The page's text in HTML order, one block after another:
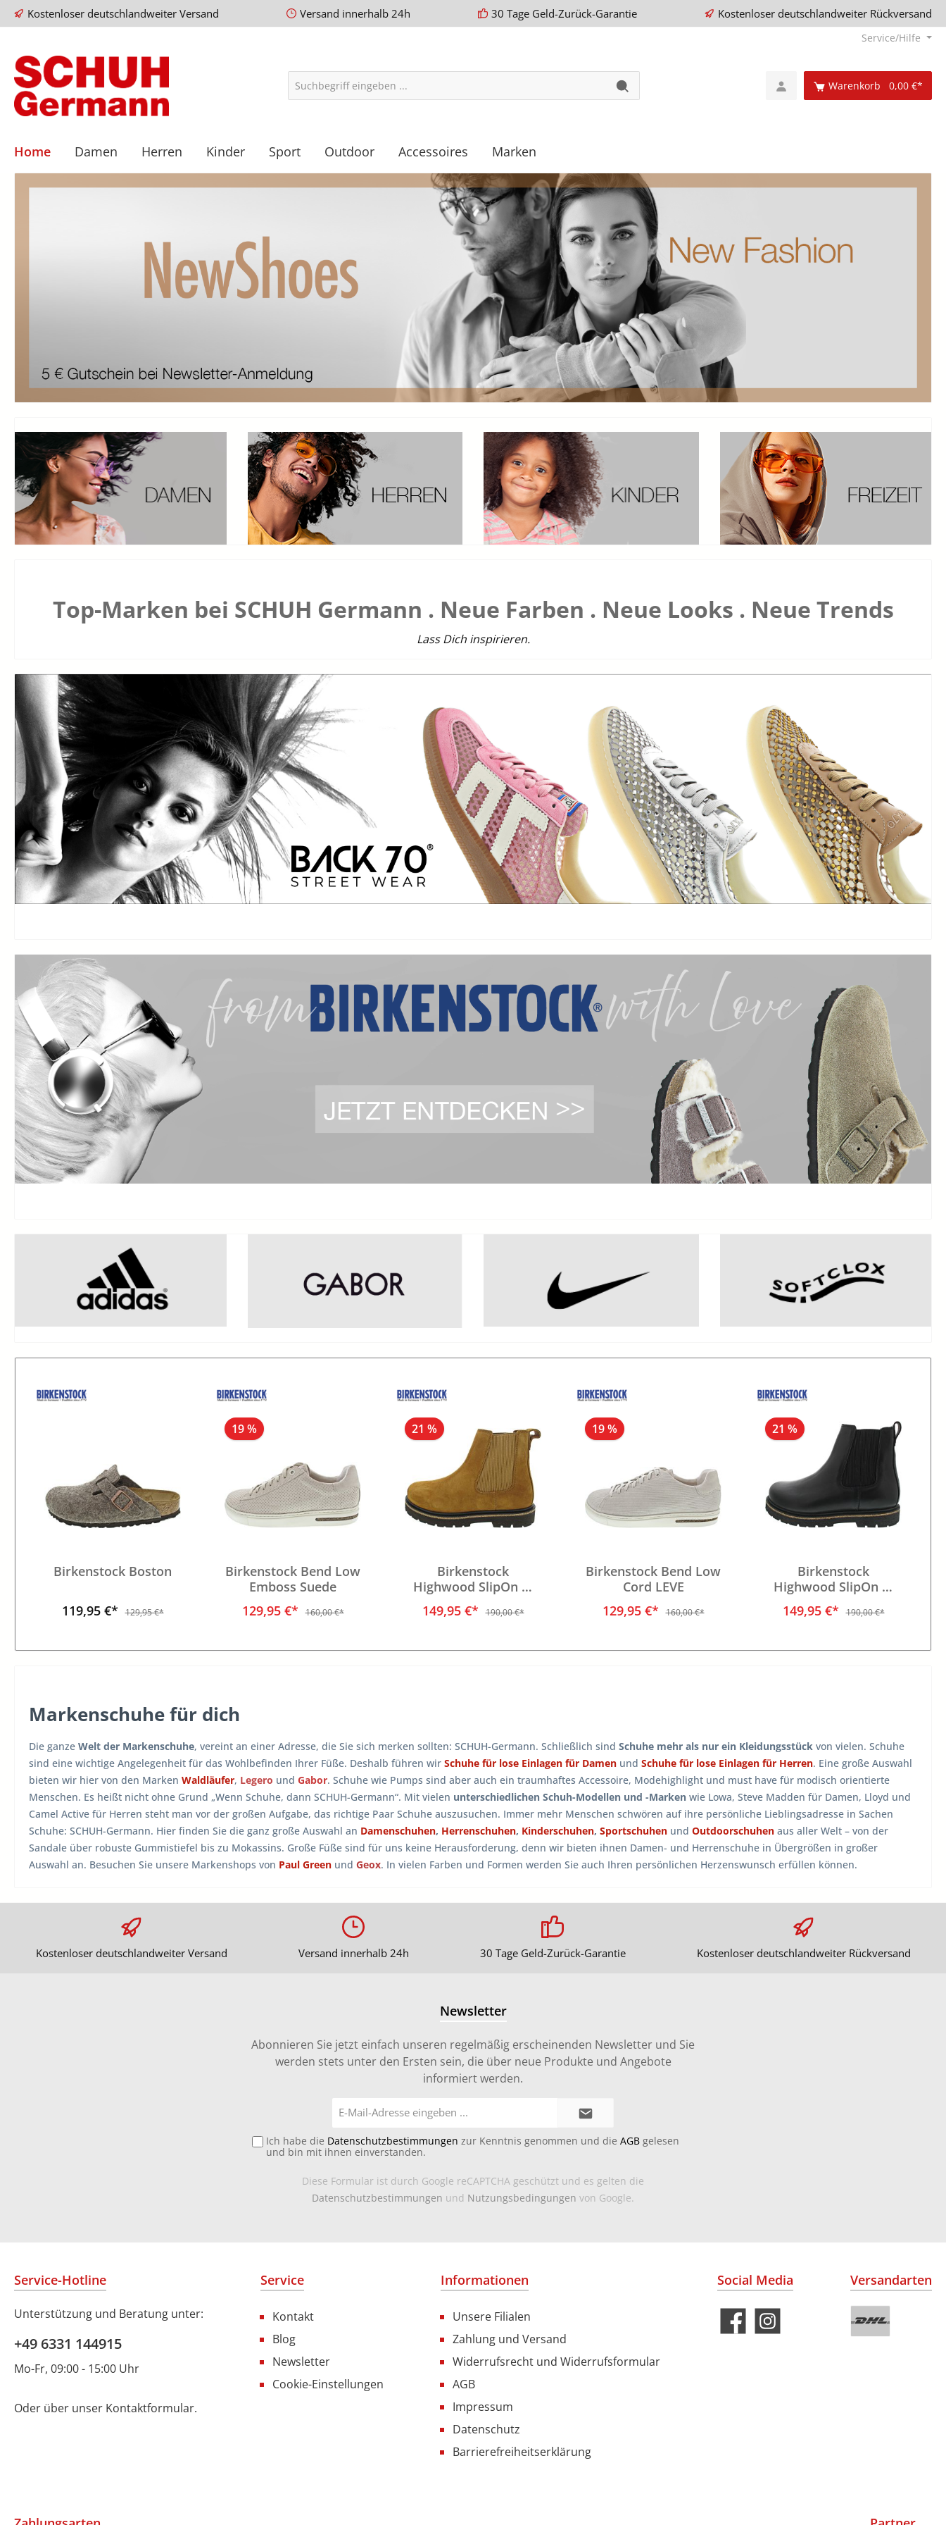
Kostenloser deutschlandweiter Versand Versand innerhalb 24h 30 Tage Geld-Zurück-Garantie Kostenloser deutschlandweiter Rückversand
Service/Hilfe
Warenkorb 0,00 €*
Home Damen Herren Kinder Sport Outdoor Accessoires Marken
Top-Marken bei SCHUH Germann . Neue Farben . Neue Looks . Neue Trends
Lass Dich inspirieren.
Birkenstock Boston
119,95 €* 129,95 €*
19 %
Birkenstock Bend Low
Emboss Suede
129,95 €*
160,00 €*
21 %
Birkenstock
Highwood SlipOn W
LEVE
149,95 €* 190,00 €*
19 %
Birkenstock Bend Low
Cord LEVE
129,95 €*
160,00 €*
21 %
Birkenstock
Highwood SlipOn W
LENA
149,95 €* 190,00 €*
Markenschuhe für dich
Die ganze Welt der Markenschuhe, vereint an einer Adresse, die Sie sich merken sollten: SCHUH-Germann. Schließlich sind Schuhe mehr als nur ein Kleidungsstück von vielen. Schuhe
sind eine wichtige Angelegenheit für das Wohlbefinden Ihrer Füße. Deshalb führen wir Schuhe für lose Einlagen für Damen und Schuhe für lose Einlagen für Herren. Eine große Auswahl
bieten wir hier von den Marken Waldläufer, Legero und Gabor. Schuhe wie Pumps sind aber auch ein traumhaftes Accessoire, Modehighlight und must have für modisch orientierte
Menschen. Es heißt nicht ohne Grund „Wenn Schuhe, dann SCHUH-Germann“. Mit vielen unterschiedlichen Schuh-Modellen und -Marken wie Lowa, Steve Madden für Damen, Lloyd und
Camel Active für Herren steht man vor der großen Aufgabe, das richtige Paar Schuhe auszusuchen. Immer mehr Menschen schwören auf ihre persönliche Lieblingsadresse in Sachen
Schuhe: SCHUH-Germann. Hier finden Sie die ganz große Auswahl an Damenschuhen, Herrenschuhen, Kinderschuhen, Sportschuhen und Outdoorschuhen aus aller Welt – von der
Sandale über robuste Gummistiefel bis zu Mokassins. Große Füße sind für uns keine Herausforderung, denn wir bieten ihnen Damen- und Herrenschuhe in Übergrößen in großer
Auswahl an. Besuchen Sie unsere Markenshops von Paul Green und Geox. In vielen Farben und Formen werden Sie auch Ihren persönlichen Herzenswunsch erfüllen können.
Kostenloser deutschlandweiter Versand Versand innerhalb 24h 30 Tage Geld-Zurück-Garantie Kostenloser deutschlandweiter Rückversand
Newsletter
Abonnieren Sie jetzt einfach unseren regelmäßig erscheinenden Newsletter und Sie
werden stets unter den Ersten sein, die über neue Produkte und Angebote
informiert werden.
Mail-
Ich habe die Datenschutzbestimmungen zur Kenntnis genommen und die AGB gelesen
und bin mit ihnen einverstanden.
Diese Formular ist durch Google reCAPTCHA geschützt und es gelten die
Datenschutzbestimmungen und Nutzungsbedingungen von Google.
Service-Hotline
Unterstützung und Beratung unter:
+49 6331 144915
Mo-Fr, 09:00 - 15:00 Uhr
Oder über unser Kontaktformular.
Service
Kontakt
Blog
Newsletter
Cookie-Einstellungen
Informationen
Unsere Filialen
Zahlung und Versand
Widerrufsrecht und Widerrufsformular
AGB
Impressum
Datenschutz
Barrierefreiheitserklärung
Social Media Versandarten